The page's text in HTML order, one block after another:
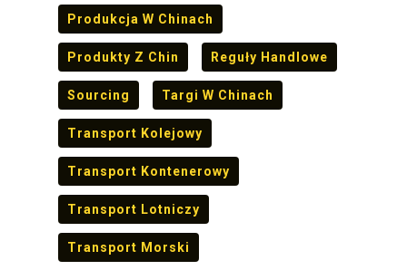
Produkcja W Chinach
Produkty Z Chin Reguły Handlowe
Sourcing Targi W Chinach
Transport Kolejowy
Transport Kontenerowy
Transport Lotniczy
Transport Morski